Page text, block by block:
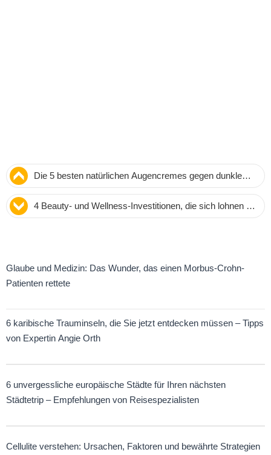
Die 5 besten natürlichen Augencremes gegen dunkle
Augenringe – bewährt und expertengeprüft
4 Beauty- und Wellness-Investitionen, die sich lohnen –
plus 5 Top-Produkte unter 10 Dollar
Glaube und Medizin: Das Wunder, das einen Morbus-Crohn-
Patienten rettete
6 karibische Trauminseln, die Sie jetzt entdecken müssen – Tipps
von Expertin Angie Orth
6 unvergessliche europäische Städte für Ihren nächsten
Städtetrip – Empfehlungen von Reisespezialisten
Cellulite verstehen: Ursachen, Faktoren und bewährte Strategien